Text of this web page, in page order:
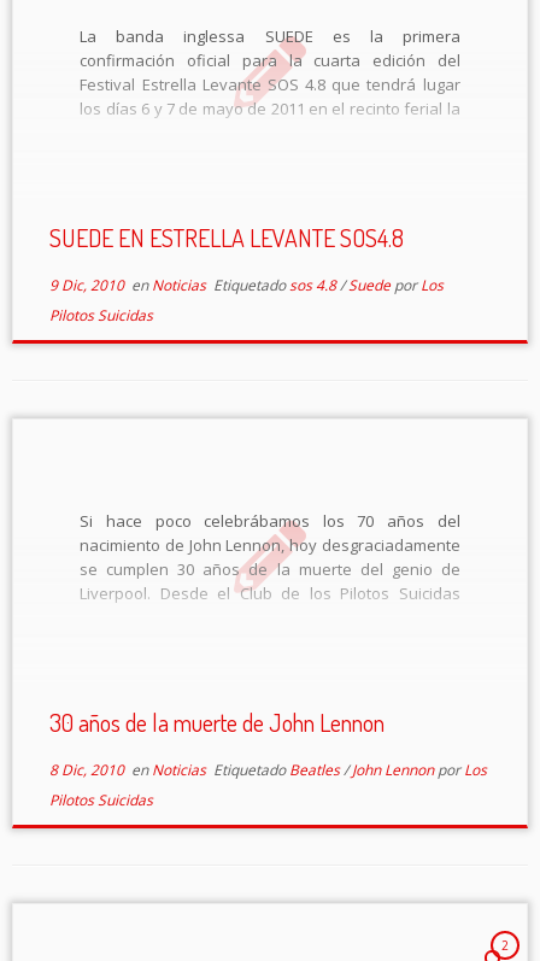
La banda inglessa SUEDE es la primera
confirmación oficial para la cuarta edición del
Festival Estrella Levante SOS 4.8 que tendrá lugar
los días 6 y 7 de mayo de 2011 en el recinto ferial la
SUEDE EN ESTRELLA LEVANTE SOS4.8
9 Dic, 2010enNoticias Etiquetadosos 4.8/SuedeporLos
Pilotos Suicidas
Si hace poco celebrábamos los 70 años del
nacimiento de John Lennon, hoy desgraciadamente
se cumplen 30 años de la muerte del genio de
Liverpool. Desde el Club de los Pilotos Suicidas
30 años de la muerte de John Lennon
8 Dic, 2010enNoticias EtiquetadoBeatles/John LennonporLos
Pilotos Suicidas
2